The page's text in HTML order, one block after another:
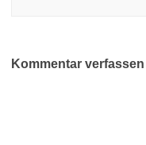
Kommentar verfassen